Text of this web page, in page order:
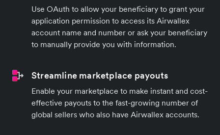
Use OAuth to allow your beneficiary to grant your
application permission to access its Airwallex
account name and number or ask your beneficiary
to manually provide you with information.
Streamline marketplace payouts
Enable your marketplace to make instant and cost-
effective payouts to the fast-growing number of
global sellers who also have Airwallex accounts.